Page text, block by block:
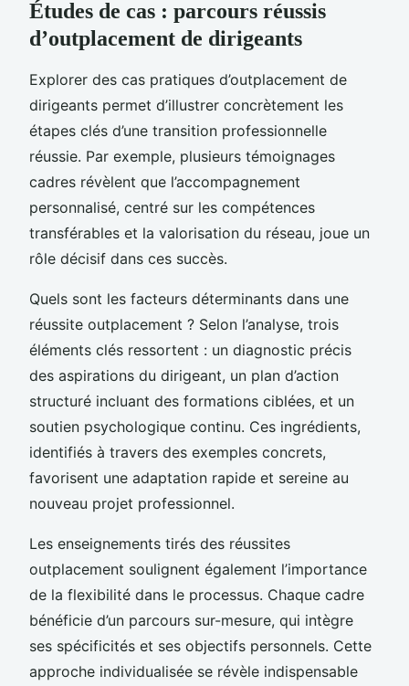
Études de cas : parcours réussis
d’outplacement de dirigeants
Explorer des cas pratiques d’outplacement de
dirigeants permet d’illustrer concrètement les
étapes clés d’une transition professionnelle
réussie. Par exemple, plusieurs témoignages
cadres révèlent que l’accompagnement
personnalisé, centré sur les compétences
transférables et la valorisation du réseau, joue un
rôle décisif dans ces succès.
Quels sont les facteurs déterminants dans une
réussite outplacement ? Selon l’analyse, trois
éléments clés ressortent : un diagnostic précis
des aspirations du dirigeant, un plan d’action
structuré incluant des formations ciblées, et un
soutien psychologique continu. Ces ingrédients,
identifiés à travers des exemples concrets,
favorisent une adaptation rapide et sereine au
nouveau projet professionnel.
Les enseignements tirés des réussites
outplacement soulignent également l’importance
de la flexibilité dans le processus. Chaque cadre
bénéficie d’un parcours sur-mesure, qui intègre
ses spécificités et ses objectifs personnels. Cette
approche individualisée se révèle indispensable